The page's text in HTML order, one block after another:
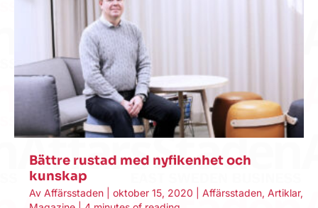
Bättre rustad med nyfikenhet och
kunskap
Av Affärsstaden oktober 15, 2020 Affärsstaden, Artiklar,